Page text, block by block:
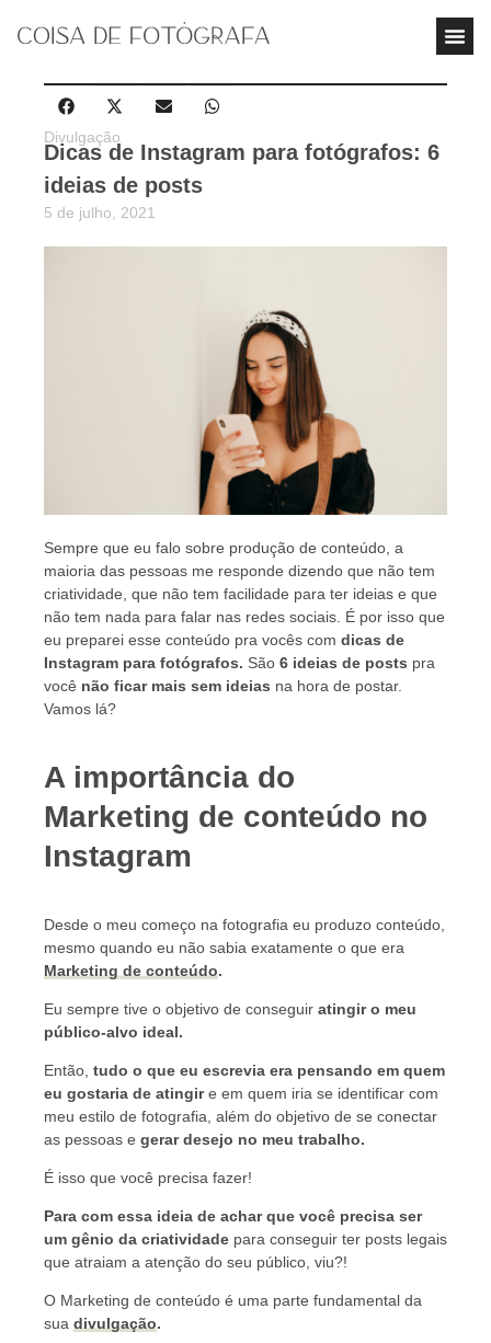
Divulgação
Dicas de Instagram para fotógrafos: 6
ideias de posts
5 de julho, 2021
Sempre que eu falo sobre produção de conteúdo, a
maioria das pessoas me responde dizendo que não tem
criatividade, que não tem facilidade para ter ideias e que
não tem nada para falar nas redes sociais. É por isso que
eu preparei esse conteúdo pra vocês com dicas de
Instagram para fotógrafos. São 6 ideias de posts pra
você não ficar mais sem ideias na hora de postar.
Vamos lá?
A importância do
Marketing de conteúdo no
Instagram
Desde o meu começo na fotografia eu produzo conteúdo,
mesmo quando eu não sabia exatamente o que era
Marketing de conteúdo.
Eu sempre tive o objetivo de conseguir atingir o meu
público-alvo ideal.
Então, tudo o que eu escrevia era pensando em quem
eu gostaria de atingire em quem iria se identificar com
meu estilo de fotografia, além do objetivo de se conectar
as pessoas e gerar desejo no meu trabalho.
É isso que você precisa fazer!
Para com essa ideia de achar que você precisa ser
um gênio da criatividade para conseguir ter posts legais
que atraiam a atenção do seu público, viu?!
O Marketing de conteúdo é uma parte fundamental da
sua divulgação.